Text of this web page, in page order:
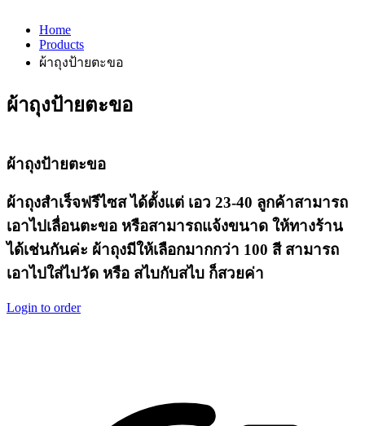
Home
Products
ผ้าถุงป้ายตะขอ
ผ้าถุงป้ายตะขอ
ผ้าถุงป้ายตะขอ
ผ้าถุงสำเร็จฟรีไซส ได้ตั้งแต่ เอว 23-40 ลูกค้าสามารถ
เอาไปเลื่อนตะขอ หรือสามารถแจ้งขนาด ให้ทางร้าน
ได้เช่นกันค่ะ ผ้าถุงมีให้เลือกมากกว่า 100 สี สามารถ
เอาไปใส่ไปวัด หรือ สไบกับสไบ ก็สวยค่า
Login to order